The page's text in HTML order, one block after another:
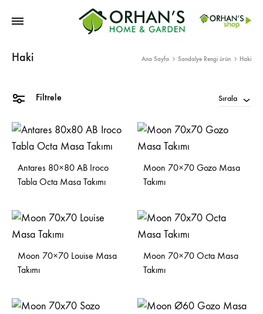
Haki Ana Sayfa Sandalye Rengi ürün Haki
Filtrele Sırala
Antares 80×80 AB Iroco
Tabla Octa Masa Takımı
Moon 70×70 Gozo Masa
Takımı
Moon 70×70 Louise Masa
Takımı
Moon 70×70 Octa Masa
Takımı